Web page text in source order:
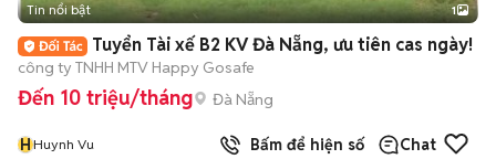
Tin nổi bật 1
Tuyển Tài xế B2 KV Đà Nẵng, ưu tiên cas ngày!
công ty TNHH MTV Happy Gosafe
Đến 10 triệu/tháng Đà Nẵng
HHuynh Vu Bấm để hiện số Chat